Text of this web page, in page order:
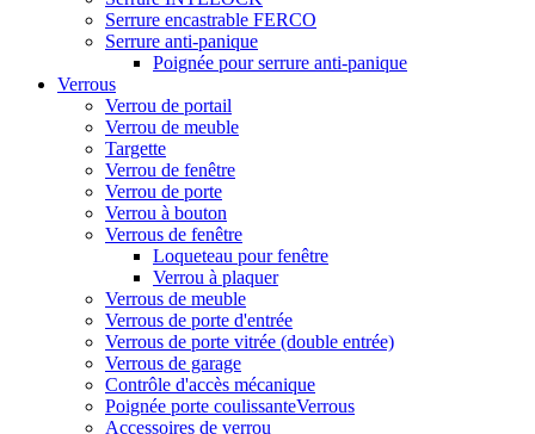
Serrure encastrable FERCO
Serrure anti-panique
Poignée pour serrure anti-panique
Verrous
Verrou de portail
Verrou de meuble
Targette
Verrou de fenêtre
Verrou de porte
Verrou à bouton
Verrous de fenêtre
Loqueteau pour fenêtre
Verrou à plaquer
Verrous de meuble
Verrous de porte d'entrée
Verrous de porte vitrée (double entrée)
Verrous de garage
Contrôle d'accès mécanique
Poignée porte coulissanteVerrous
Accessoires de verrou